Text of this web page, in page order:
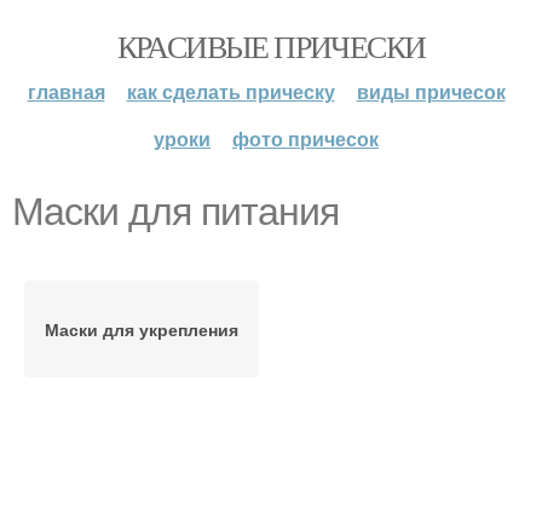
КРАСИВЫЕ ПРИЧЕСКИ
главная как сделать прическу
виды причесок
уроки
фото причесок
Маски для питания
Маски для укрепления